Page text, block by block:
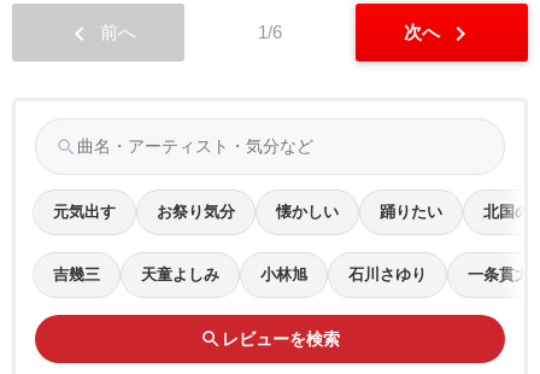
chevron_left 前へ 1/6 次へ chevron_right
search
元気出す お祭り気分 懐かしい 踊りたい 北国の
吉幾三 天童よしみ 小林旭 石川さゆり 一条貫太
search レビューを検索